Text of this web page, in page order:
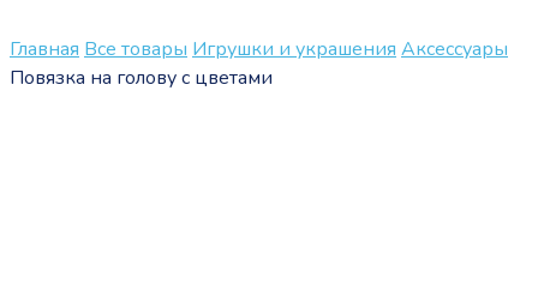
Главная Все товары Игрушки и украшения Аксессуары
Повязка на голову с цветами